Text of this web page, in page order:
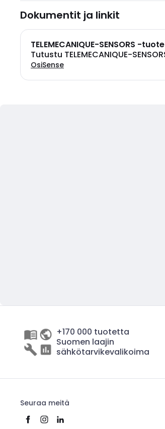
Dokumentit ja linkit
TELEMECANIQUE-SENSORS -tuote
Tutustu TELEMECANIQUE-
OsiSense
+170 000 tuotetta
Suomen laajin
sähkötarvikevalikoima
Seuraa meitä